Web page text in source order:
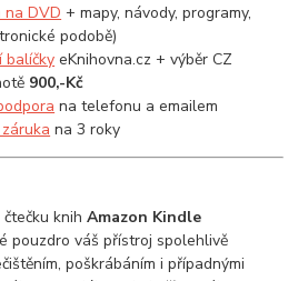
na DVD + mapy, návody, programy,
podobě)
balíčky eKnihovna.cz + výběr CZ
900,-Kč
na telefonu a emailem
na 3 roky
čtečku knihAmazon Kindle
pouzdro váš přístroj spolehlivě
poškrábáním i případnými